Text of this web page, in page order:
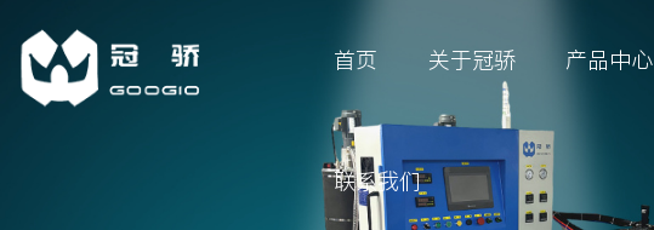
首页 关于冠骄 产品中心
联系我们